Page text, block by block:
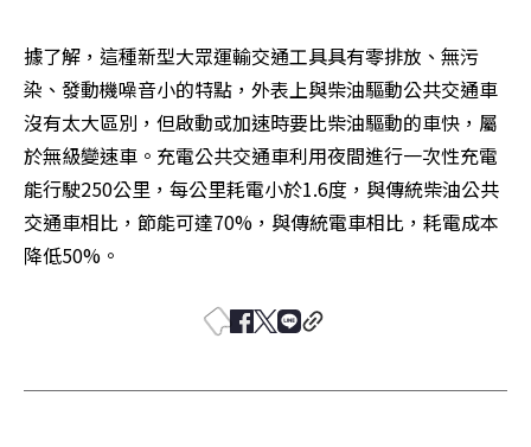
據了解，這種新型大眾運輸交通工具具有零排放、無污
染、發動機噪音小的特點，外表上與柴油驅動公共交通車
沒有太大區別，但啟動或加速時要比柴油驅動的車快，屬
於無級變速車。充電公共交通車利用夜間進行一次性充電
能行駛250公里，每公里耗電小於1.6度，與傳統柴油公共
交通車相比，節能可達70%，與傳統電車相比，耗電成本
降低50%。